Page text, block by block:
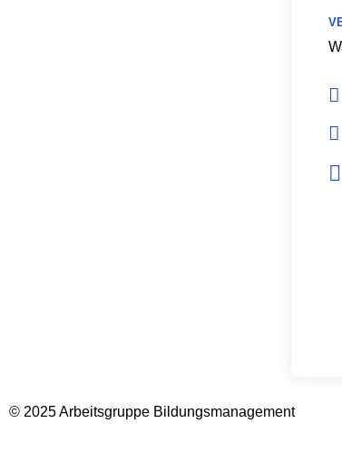
© 2025 Arbeitsgruppe Bildungsmanagement